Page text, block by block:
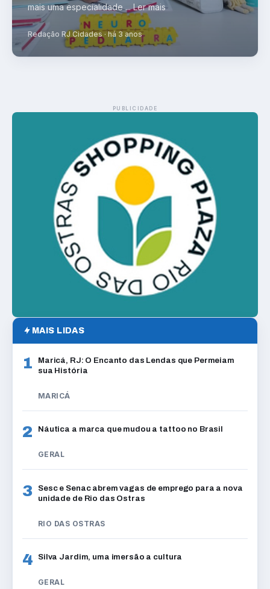
mais uma especialidade ... Ler mais
Redação RJ Cidades · há 3 anos
PUBLICIDADE
MAIS LIDAS
1
Maricá, RJ: O Encanto das Lendas que Permeiam
sua História
MARICÁ
2 Náutica a marca que mudou a tattoo no Brasil
GERAL
3
Sesc e Senac abrem vagas de emprego para a nova
unidade de Rio das Ostras
RIO DAS OSTRAS
4 Silva Jardim, uma imersão a cultura
GERAL